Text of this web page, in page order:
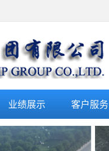
业绩展示 客户服务